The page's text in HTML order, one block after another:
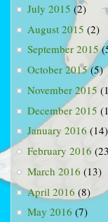
July 2015 (2)
August 2015 (2)
September 2015
October 2015(5)
November 2015
December 2015
January 2016 (14)
February 2016
March 2016 (13)
April 2016 (8)
May 2016 (7)